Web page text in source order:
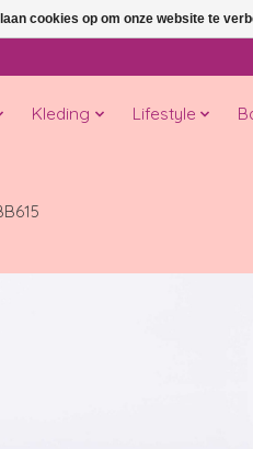
Kleding Lifestyle
cookies op om onze website te